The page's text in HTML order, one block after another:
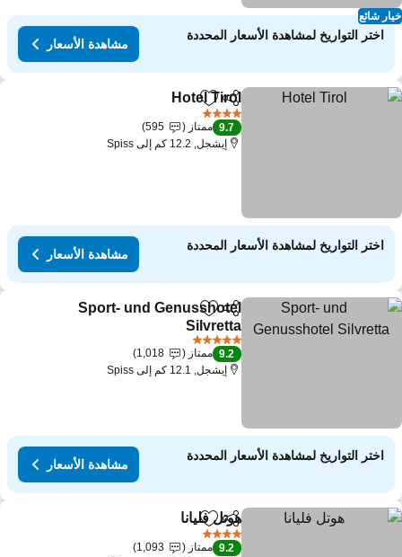
شائع
اختر التواريخ لمشاهدة الأسعار المحددة
مشاهدة الأسعار
مشاركةAdd to favorites
Hotel Tirol
9.7 ممتاز
595
إيشجل, 12.2 كم إلى Spiss
اختر التواريخ لمشاهدة الأسعار المحددة
مشاهدة الأسعار
مشاركةAdd to favorites
Sport- und Genusshotel
Silvretta
9.2 ممتاز
1,018
إيشجل, 12.1 كم إلى Spiss
اختر التواريخ لمشاهدة الأسعار المحددة
مشاهدة الأسعار
مشاركةAdd to favorites
هوتل فليانا
9.2 ممتاز
1,093